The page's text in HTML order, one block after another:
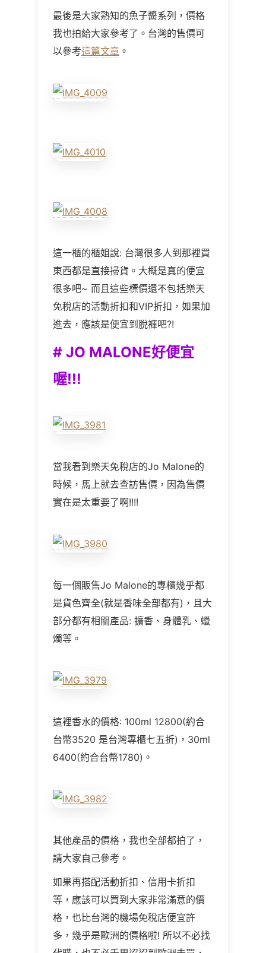
最後是大家熟知的魚子醬系列，價格
我也拍給大家參考了。台灣的售價可
以參考這篇文章 。
這一櫃的櫃姐說: 台灣很多人到那裡買
東西都是直接掃貨。大概是真的便宜
很多吧~ 而且這些標價還不包括樂天
免稅店的活動折扣和VIP折扣，如果加
進去，應該是便宜到脫褲吧?!
# JO MALONE好便宜
喔!!!
當我看到樂天免稅店的Jo Malone的
時候，馬上就去查訪售價，因為售價
實在是太重要了啊!!!!
每一個販售Jo Malone的專櫃幾乎都
是貨色齊全(就是香味全部都有)，且大
部分都有相關產品: 擴香、身體乳、蠟
燭等。
這裡香水的價格: 100ml 12800(約合
台幣3520 是台灣專櫃七五折)，30ml
6400(約合台幣1780)。
其他產品的價格，我也全部都拍了，
請大家自己參考。
如果再搭配活動折扣、信用卡折扣
等，應該可以買到大家非常滿意的價
格，也比台灣的機場免稅店便宜許
多，幾乎是歐洲的價格啦! 所以不必找